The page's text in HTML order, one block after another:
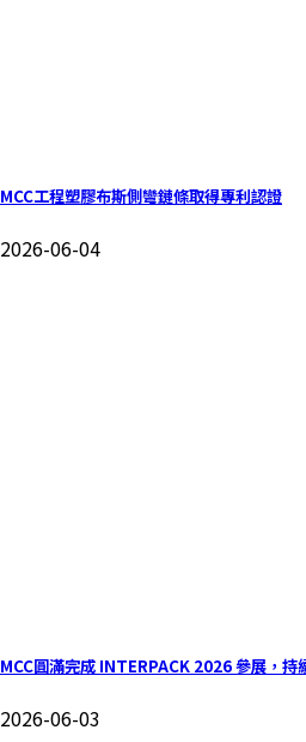
MCC工程塑膠布斯側彎鏈條取得專利認證
2026-06-04
MCC圓滿完成 INTERPACK 2026 參展，持
2026-06-03